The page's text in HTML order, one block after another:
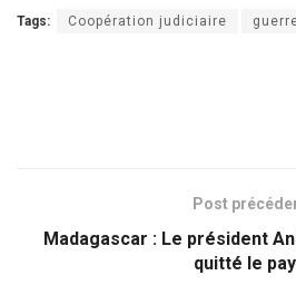
Tags: Coopération judiciaire
Post
Madagascar : Le président
quitté le